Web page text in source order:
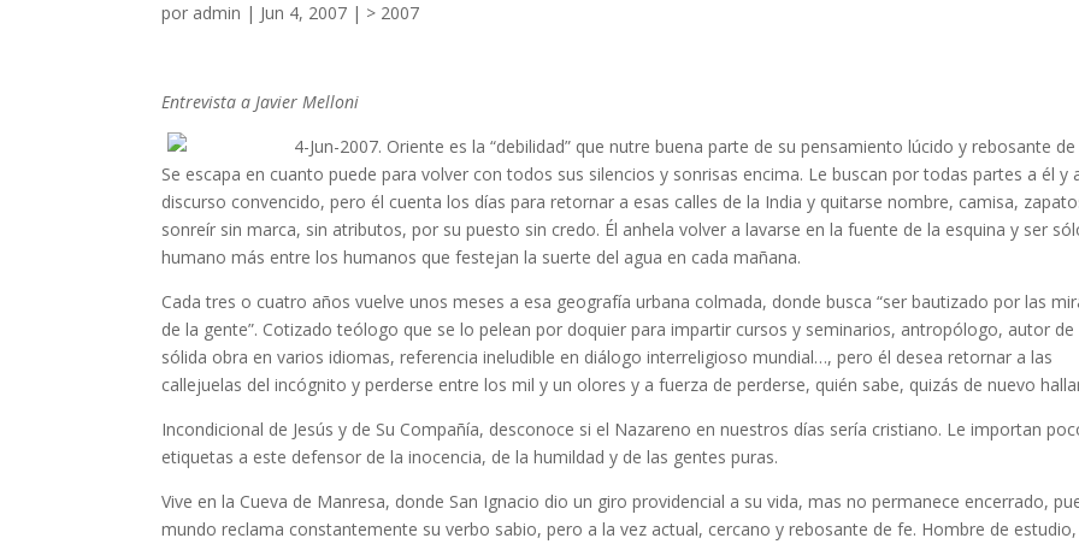
por admin | Jun 4, 2007 | > 2007
Entrevista a Javier Melloni
4-Jun-2007. Oriente es la “debilidad” que nutre buena parte de su pensamiento lúcido y rebosante de
Se escapa en cuanto puede para volver con todos sus silencios y sonrisas encima. Le buscan por todas partes a él y
discurso convencido, pero él cuenta los días para retornar a esas calles de la India y quitarse nombre, camisa,
sonreír sin marca, sin atributos, por su puesto sin credo. Él anhela volver a lavarse en la fuente de la esquina y ser
humano más entre los humanos que festejan la suerte del agua en cada mañana.
Cada tres o cuatro años vuelve unos meses a esa geografía urbana colmada, donde busca “ser bautizado por las
de la gente”. Cotizado teólogo que se lo pelean por doquier para impartir cursos y seminarios, antropólogo, autor de
sólida obra en varios idiomas, referencia ineludible en diálogo interreligioso mundial…, pero él desea retornar a las
callejuelas del incógnito y perderse entre los mil y un olores y a fuerza de perderse, quién sabe, quizás de nuevo
Incondicional de Jesús y de Su Compañía, desconoce si el Nazareno en nuestros días sería cristiano. Le importan
etiquetas a este defensor de la inocencia, de la humildad y de las gentes puras.
Vive en la Cueva de Manresa, donde San Ignacio dio un giro providencial a su vida, mas no permanece encerrado,
mundo reclama constantemente su verbo sabio, pero a la vez actual, cercano y rebosante de fe. Hombre de